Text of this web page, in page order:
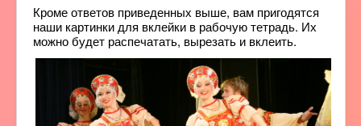
Кроме ответов приведенных выше, вам пригодятся
наши картинки для вклейки в рабочую тетрадь. Их
можно будет распечатать, вырезать и вклеить.